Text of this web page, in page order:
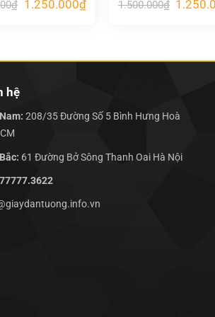
₫ Giá
1.250.000₫Giá
hiện
1.500.000₫ Giá
hệ
208/35 Đường Số 5 Bình Hưng Hoà
61 Đường Bở Sông Thanh Oai Hà Nội